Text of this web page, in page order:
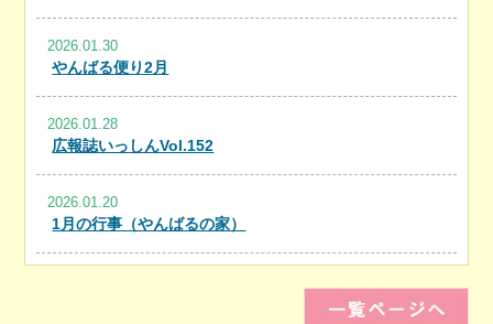
2026.01.30
やんばる便り2月
2026.01.28
広報誌いっしんVol.152
2026.01.20
1月の行事（やんばるの家）